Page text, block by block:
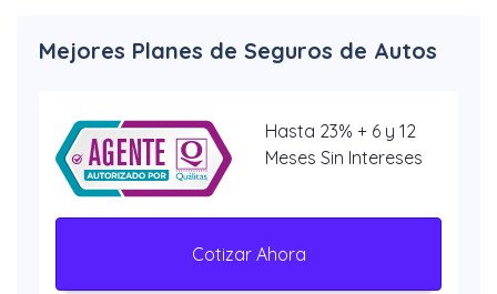
Mejores Planes de Seguros de Autos
Hasta 23% + 6 y 12
Meses Sin Intereses
Cotizar Ahora